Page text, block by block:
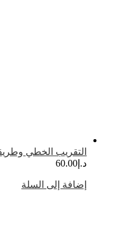
الخطي وطريقة نيوتن
إلى السلة